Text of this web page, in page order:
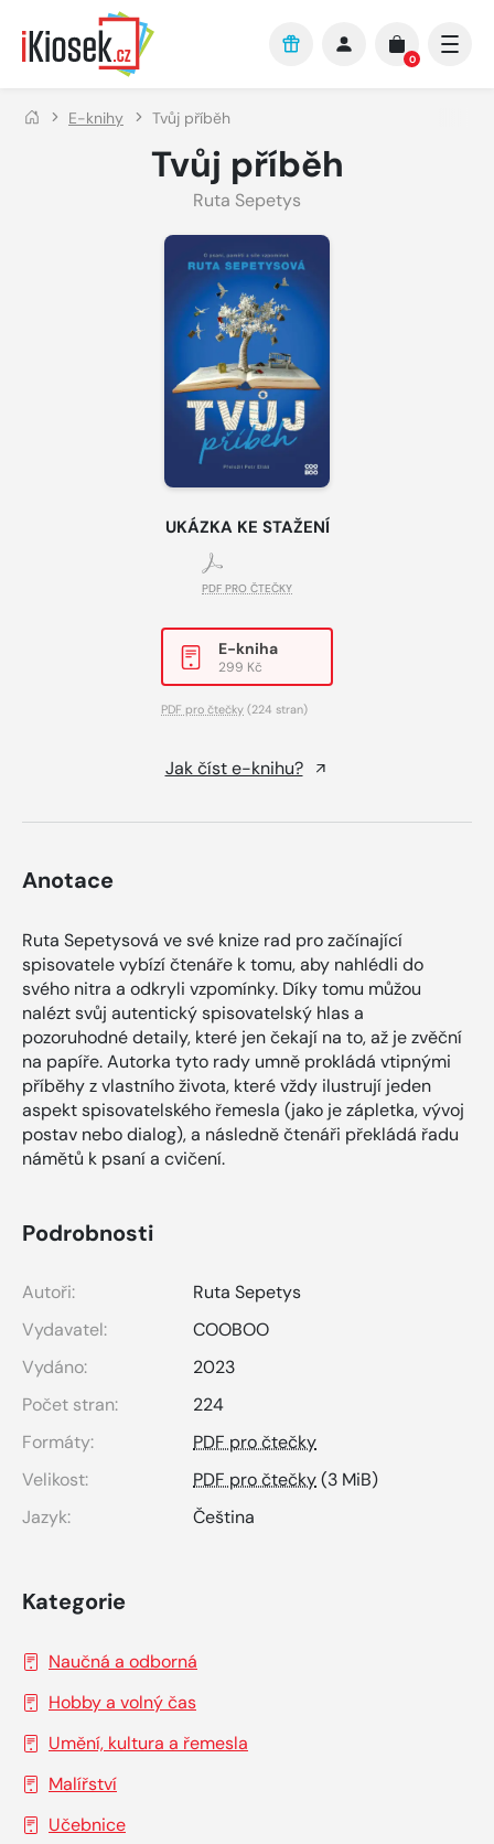
Přejít na hlavní obsah
0
E-knihy Tvůj příběh
Tvůj příběh
Ruta Sepetys
UKÁZKA KE STAŽENÍ
PDF PRO ČTEČKY
E-kniha
299 Kč
PDF pro čtečky (224 stran)
Jak číst e-knihu?
Anotace
Ruta Sepetysová ve své knize rad pro začínající
spisovatele vybízí čtenáře k tomu, aby nahlédli do
svého nitra a odkryli vzpomínky. Díky tomu můžou
nalézt svůj autentický spisovatelský hlas a
pozoruhodné detaily, které jen čekají na to, až je zvěční
na papíře. Autorka tyto rady umně prokládá vtipnými
příběhy z vlastního života, které vždy ilustrují jeden
aspekt spisovatelského řemesla (jako je zápletka, vývoj
postav nebo dialog), a následně čtenáři překládá řadu
námětů k psaní a cvičení.
Podrobnosti
Autoři:
Ruta Sepetys
Vydavatel:
COOBOO
Vydáno:
2023
Počet stran:
224
Formáty:
PDF pro čtečky
Velikost:
PDF pro čtečky(3 MiB)
Jazyk:
Čeština
Kategorie
Naučná a odborná
Hobby a volný čas
Umění, kultura a řemesla
Malířství
Učebnice